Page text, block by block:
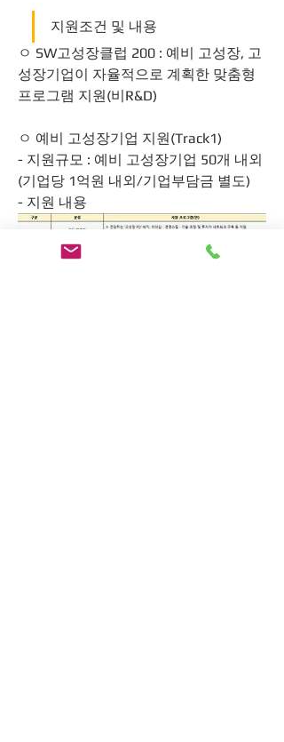
지원조건 및 내용
ㅇ SW고성장클럽 200 : 예비 고성장, 고
성장기업이 자율적으로 계획한 맞춤형
프로그램 지원(비R&D)
ㅇ 예비 고성장기업 지원(Track1)
- 지원규모 : 예비 고성장기업 50개 내외
(기업당 1억원 내외/기업부담금 별도)
- 지원 내용